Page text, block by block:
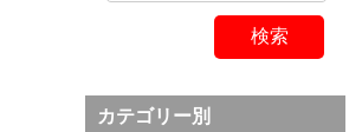
カテゴリー別